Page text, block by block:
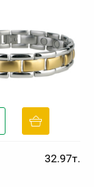
32.97т.